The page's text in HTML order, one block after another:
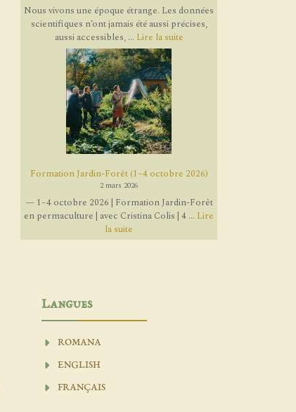
Nous vivons une époque étrange. Les données
scientifiques n’ont jamais été aussi précises,
aussi accessibles, ... Lire la suite
Formation Jardin-Forêt (1–4 octobre 2026)
2 mars 2026
— 1–4 octobre 2026 | Formation Jardin-Forêt
en permaculture | avec Cristina Colis | 4 ... Lire
la suite
Langues
ROMANA
ENGLISH
FRANÇAIS